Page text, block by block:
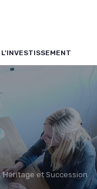
L'INVESTISSEMENT
Héritage et Succession